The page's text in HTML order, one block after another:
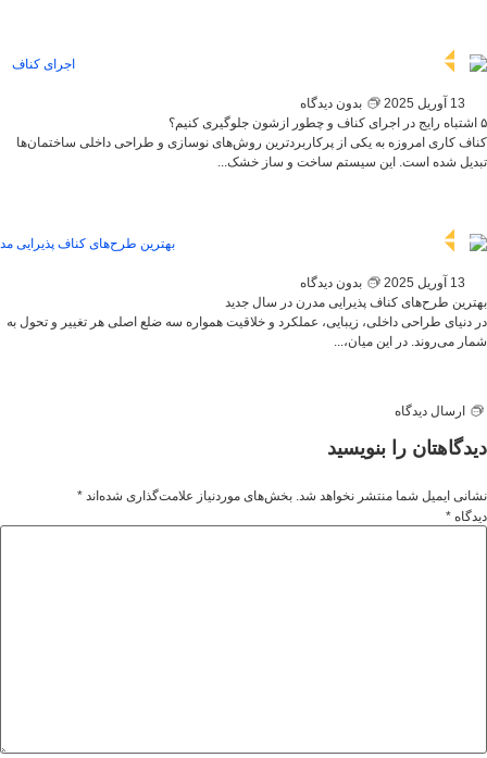
13 آوریل 2025
بدون دیدگاه
۵ اشتباه رایج در اجرای کناف و چطور ازشون جلوگیری کنیم؟
کناف کاری امروزه به یکی از پرکاربردترین روش‌های نوسازی و طراحی داخلی ساختمان‌ها
تبدیل شده است. این سیستم ساخت و ساز خشک...
13 آوریل 2025
بدون دیدگاه
بهترین طرح‌های کناف پذیرایی مدرن در سال جدید
در دنیای طراحی داخلی، زیبایی، عملکرد و خلاقیت همواره سه ضلع اصلی هر تغییر و تحول به
شمار می‌روند. در این میان،...
ارسال دیدگاه
دیدگاهتان را بنویسید
نشانی ایمیل شما منتشر نخواهد شد. بخش‌های موردنیاز علامت‌گذاری شده‌اند *
دیدگاه *